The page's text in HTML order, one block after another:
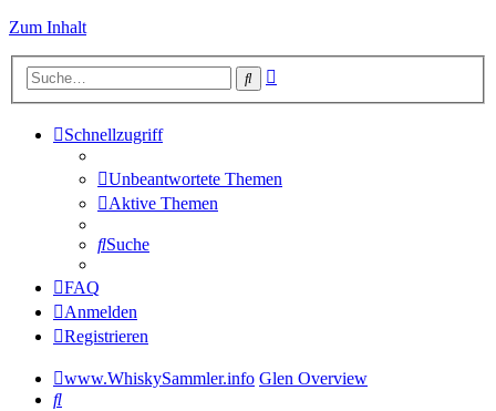
Zum Inhalt
Suche
Schnellzugriff
Unbeantwortete Themen
Aktive Themen
Suche
FAQ
Anmelden
Registrieren
www.WhiskySammler.info Glen Overview
Suche